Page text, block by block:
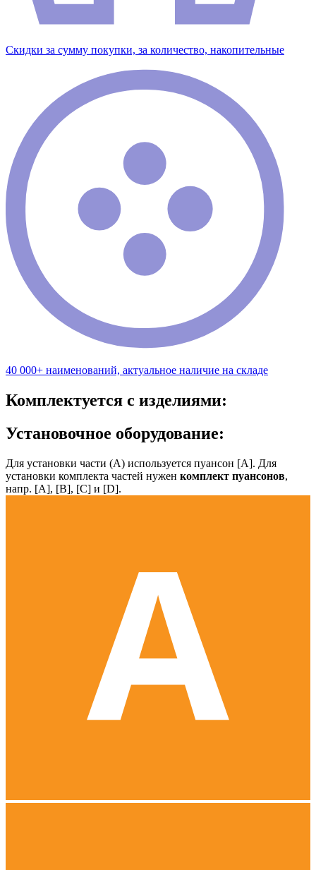
Скидки за сумму покупки, за количество, накопительные
40 000+ наименований, актуальное наличие на складе
Комплектуется с изделиями:
Установочное оборудование:
Для установки части (А) используется пуансон [А]. Для
установки комплекта частей нужен комплект пуансонов,
напр. [А], [B], [С] и [D].